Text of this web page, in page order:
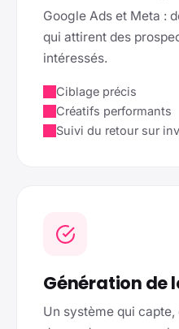
Google Ads et Meta :
qui attirent des
intéressés.
Ciblage précis
Créatifs performants
Suivi du retour sur
Génération de
Un système qui